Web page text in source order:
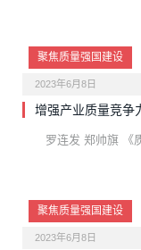
聚焦质量强国建设
2023年6月8日
增强产业质量竞争
罗连发 郑帅旗 《
聚焦质量强国建设
2023年6月8日